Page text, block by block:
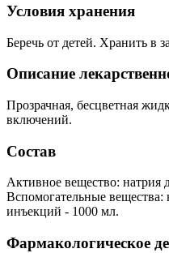
Условия хранения
Беречь от детей. Хранить в
Описание
Прозрачная, бесцветная
включений.
Состав
Активное вещество: натрия
Вспомогательные вещества:
инъекций - 1000 мл.
Фармакологическое